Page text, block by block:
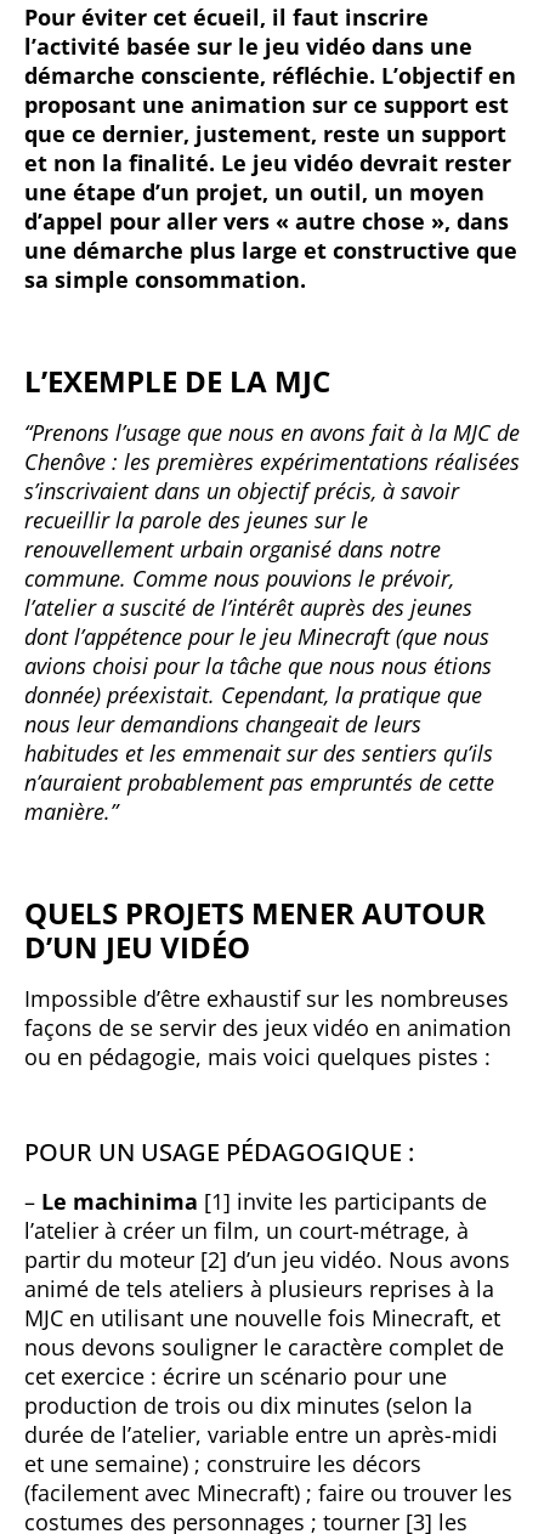
Pour éviter cet écueil, il faut inscrire
l’activité basée sur le jeu vidéo dans une
démarche consciente, réfléchie. L’objectif en
proposant une animation sur ce support est
que ce dernier, justement, reste un support
et non la finalité. Le jeu vidéo devrait rester
une étape d’un projet, un outil, un moyen
d’appel pour aller vers « autre chose », dans
une démarche plus large et constructive que
sa simple consommation.
L’EXEMPLE DE LA MJC
“Prenons l’usage que nous en avons fait à la MJC de
Chenôve : les premières expérimentations réalisées
s’inscrivaient dans un objectif précis, à savoir
recueillir la parole des jeunes sur le
renouvellement urbain organisé dans notre
commune. Comme nous pouvions le prévoir,
l’atelier a suscité de l’intérêt auprès des jeunes
dont l’appétence pour le jeu Minecraft (que nous
avions choisi pour la tâche que nous nous étions
donnée) préexistait. Cependant, la pratique que
nous leur demandions changeait de leurs
habitudes et les emmenait sur des sentiers qu’ils
n’auraient probablement pas empruntés de cette
manière.”
QUELS PROJETS MENER AUTOUR
D’UN JEU VIDÉO
Impossible d’être exhaustif sur les nombreuses
façons de se servir des jeux vidéo en animation
ou en pédagogie, mais voici quelques pistes :
POUR UN USAGE PÉDAGOGIQUE :
– Le machinima [1] invite les participants de
l’atelier à créer un film, un court-métrage, à
partir du moteur [2] d’un jeu vidéo. Nous avons
animé de tels ateliers à plusieurs reprises à la
MJC en utilisant une nouvelle fois Minecraft, et
nous devons souligner le caractère complet de
cet exercice : écrire un scénario pour une
production de trois ou dix minutes (selon la
durée de l’atelier, variable entre un après-midi
et une semaine) ; construire les décors
(facilement avec Minecraft) ; faire ou trouver les
costumes des personnages ; tourner [3] les